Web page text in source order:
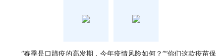
“春季是口蹄疫的高发期，今年疫情风险如何？”“你们这款疫苗保